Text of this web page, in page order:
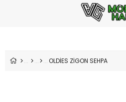
OLDİES ZİGON SEHPA